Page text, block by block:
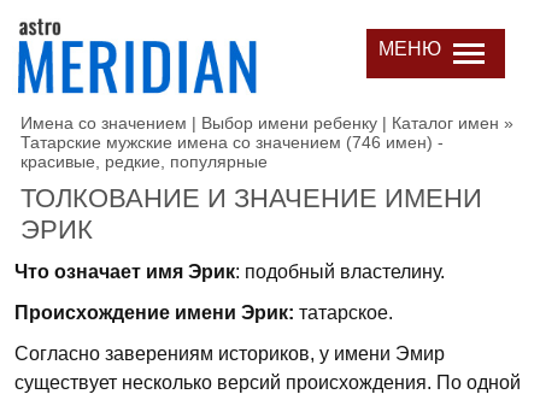
МЕНЮ
Имена со значением | Выбор имени ребенку | Каталог имен »
Татарские мужские имена со значением (746 имен) -
красивые, редкие, популярные
ТОЛКОВАНИЕ И ЗНАЧЕНИЕ ИМЕНИ
ЭРИК
Что означает имя Эрик: подобный властелину.
Происхождение имени Эрик: татарское.
Согласно заверениям историков, у имени Эмир
существует несколько версий происхождения. По одной